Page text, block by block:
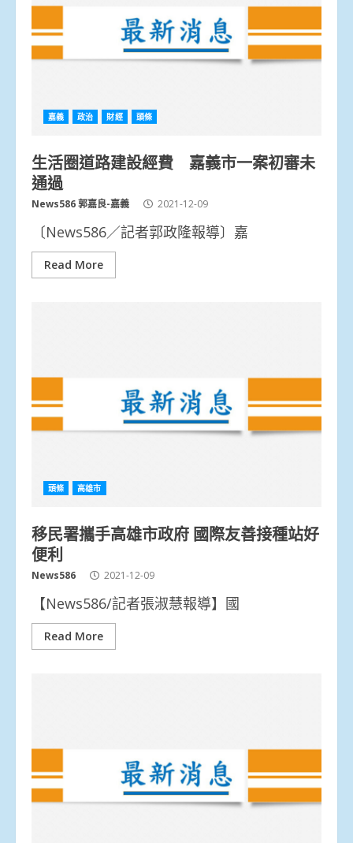
嘉義 政治 財經 頭條
生活圈道路建設經費 嘉義市一案初審未
通過
News586 郭嘉良-嘉義 2021-12-09
〔News586／記者郭政隆報導〕嘉
Read More
頭條 高雄市
移民署攜手高雄市政府 國際友善接種站好
便利
News586 2021-12-09
【News586/記者張淑慧報導】國
Read More